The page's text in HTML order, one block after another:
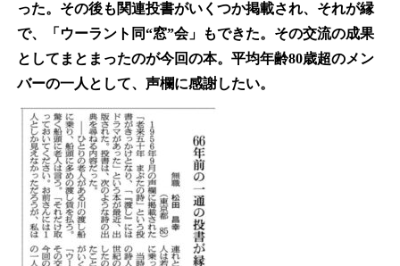
った。その後も関連投書がいくつか掲載され、それが縁
で、「ウーラント同“窓”会」もできた。その交流の成果
としてまとまったのが今回の本。平均年齢80歳超のメン
バーの一人として、声欄に感謝したい。